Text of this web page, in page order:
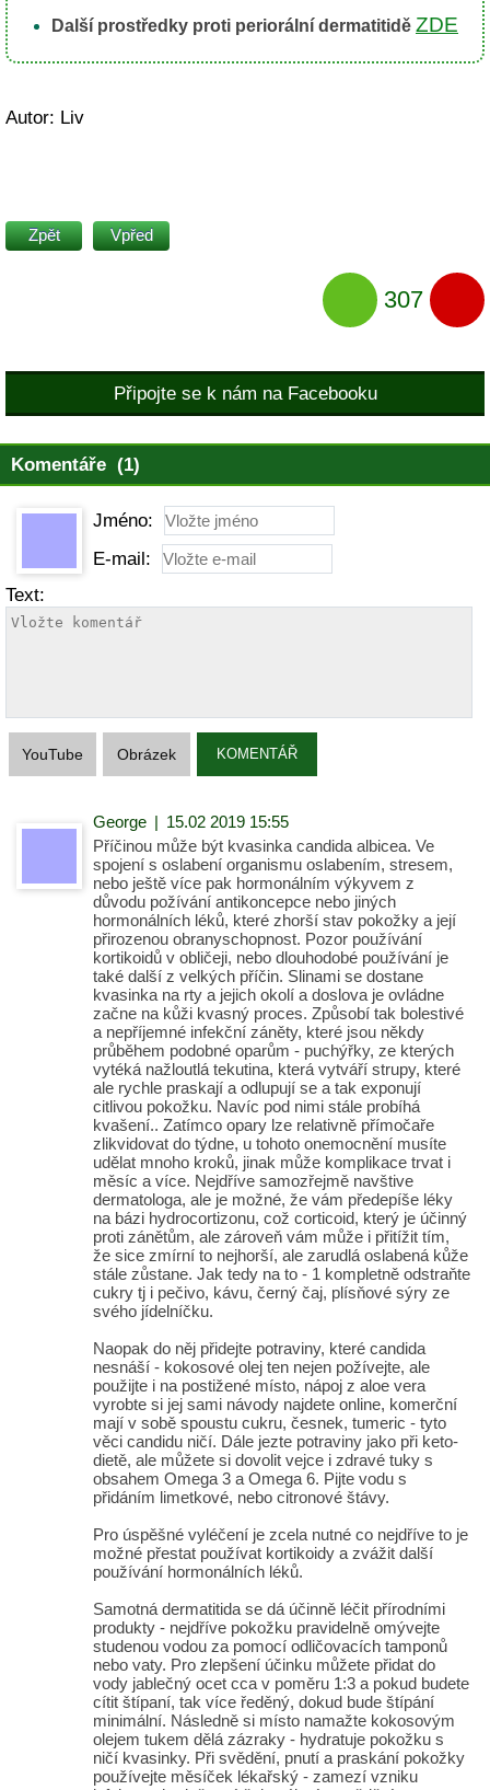
Další prostředky proti periorální dermatitidě ZDE
Autor: Liv
Zpět Vpřed
307
Připojte se k nám na Facebooku
Komentáře (1)
Jméno:
E-mail:
Text:
YouTube Obrázek KOMENTÁŘ
George | 15.02 2019 15:55
Příčinou může být kvasinka candida albicea. Ve
spojení s oslabení organismu oslabením, stresem,
nebo ještě více pak hormonálním výkyvem z
důvodu požívání antikoncepce nebo jiných
hormonálních léků, které zhorší stav pokožky a její
přirozenou obranyschopnost. Pozor používání
kortikoidů v obličeji, nebo dlouhodobé používání je
také další z velkých příčin. Slinami se dostane
kvasinka na rty a jejich okolí a doslova je ovládne
začne na kůži kvasný proces. Způsobí tak bolestivé
a nepříjemné infekční záněty, které jsou někdy
průběhem podobné oparům - puchýřky, ze kterých
vytéká nažloutlá tekutina, která vytváří strupy, které
ale rychle praskají a odlupují se a tak exponují
citlivou pokožku. Navíc pod nimi stále probíhá
kvašení.. Zatímco opary lze relativně přímočaře
zlikvidovat do týdne, u tohoto onemocnění musíte
udělat mnoho kroků, jinak může komplikace trvat i
měsíc a více. Nejdříve samozřejmě navštive
dermatologa, ale je možné, že vám předepíše léky
na bázi hydrocortizonu, což corticoid, který je účinný
proti zánětům, ale zároveň vám může i přitížit tím,
že sice zmírní to nejhorší, ale zarudlá oslabená kůže
stále zůstane. Jak tedy na to - 1 kompletně odstraňte
cukry tj i pečivo, kávu, černý čaj, plísňové sýry ze
svého jídelníčku.
Naopak do něj přidejte potraviny, které candida
nesnáší - kokosové olej ten nejen požívejte, ale
použijte i na postižené místo, nápoj z aloe vera
vyrobte si jej sami návody najdete online, komerční
mají v sobě spoustu cukru, česnek, tumeric - tyto
věci candidu ničí. Dále jezte potraviny jako při keto-
dietě, ale můžete si dovolit vejce i zdravé tuky s
obsahem Omega 3 a Omega 6. Pijte vodu s
přidáním limetkové, nebo citronové štávy.
Pro úspěšné vyléčení je zcela nutné co nejdříve to je
možné přestat používat kortikoidy a zvážit další
používání hormonálních léků.
Samotná dermatitida se dá účinně léčit přírodními
produkty - nejdříve pokožku pravidelně omývejte
studenou vodou za pomocí odličovacích tamponů
nebo vaty. Pro zlepšení účinku můžete přidat do
vody jablečný ocet cca v poměru 1:3 a pokud budete
cítit štípaní, tak více ředěný, dokud bude štípání
minimální. Následně si místo namažte kokosovým
olejem tukem dělá zázraky - hydratuje pokožku s
ničí kvasinky. Při svědění, pnutí a praskání pokožky
používejte měsíček lékařský - zamezí vzniku